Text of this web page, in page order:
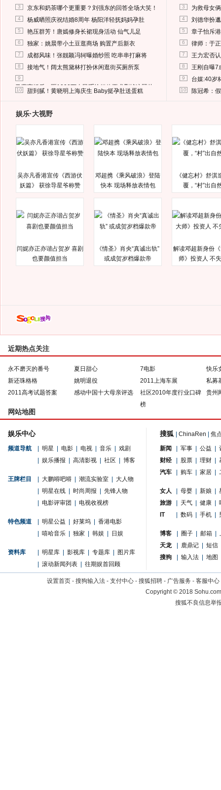
3 京东和奶茶哪个更重要？刘强东的回答全场大笑！
4 杨威晒照庆祝结婚8周年 杨阳洋轻抚妈妈孕肚
5 艳压群芳！唐嫣修身长裙现身活动 仙气儿足
6 独家：姚晨带小土豆逛商场 购置产后新衣
7 成都风味！张靓颖冯轲曝婚纱照 吃串串打麻将
8 接地气！阔太熊黛林打扮休闲逛街买厕所泵
9
马蓉离婚后，砸1000万人民币给媒体要求删掉这照片
10 甜到腻！黄晓明上海庆生 Baby挺孕肚送蛋糕
3 为救母女
4 刘德华扮
5 章子怡斥
6 律师：于
7 王力宏否
8 王刚自曝7
9 台媒:40岁
10 陈冠希：
娱乐·大视野
吴亦凡香港宣传《西游伏
妖篇》 获徐导星爷称赞
邓超携《乘风破浪》登陆
快本 现场释放表情包
《健忘村》舒淇
覆，“村”出自
闫妮亦正亦谐占贺岁 喜剧
也要颜值担当
《情圣》肖央“真诚出轨”
或成贺岁档爆款帝
解读邓超新身份
师》投资人 不
近期热点关注
永不磨灭的番号 夏日甜心 7电影
快乐
新还珠格格
姚明退役 2011上海车展
私募
2011高考试题答案
感动中国十大母亲评选
社区2010年度行业口碑
榜
贵州
网站地图
娱乐中心
频道导航 明星 电影 电视 音乐
戏剧
娱乐播报 高清影视 社区 博客
王牌栏目 大鹏嘚吧嘚 潮流实验室
大人物
明星在线 时尚周报
先锋人物
电影评审团 电视收视榜
特色频道 明星公益 好莱坞
香港电影
嘻哈音乐 独家 韩娱 日娱
资料库 明星库 影视库 专题库
图片库
滚动新闻列表 往期娱首回顾
搜狐 ChinaRen 焦
新闻 军事 公益
财经
股票 理财
汽车
购车 家居
女人 母婴 新娘
旅游
天气 健康
IT
数码 手机
博客 圈子 邮箱
天龙
鹿鼎记
短信
搜狗
输入法 地图
设置首页 - 搜狗输入法 - 支付中心 - 搜狐招聘 - 广告服务 - 客服中心
Copyright©2018
搜狐不良信息举